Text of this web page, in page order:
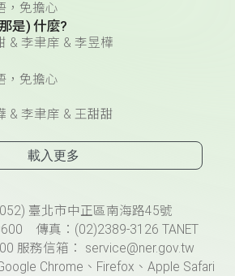
，免擔心
是) 什麼?
& 李聿庠 & 李昱樺
，免擔心
& 李聿庠 & 王甜甜
載入更多
臺北市中正區南海路45號
傳真：(02)2389-3126 TANET
服務信箱： service@ner.gov.tw
Chrome、Firefox、Apple Safari